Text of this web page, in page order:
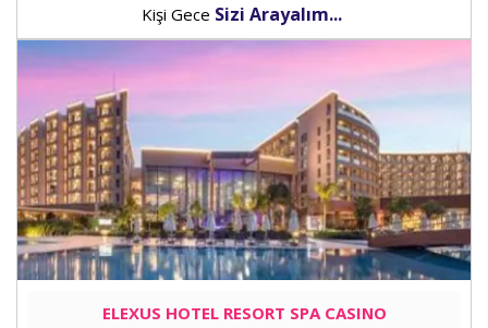
Kişi Gece Sizi Arayalım...
ELEXUS HOTEL RESORT SPA CASINO